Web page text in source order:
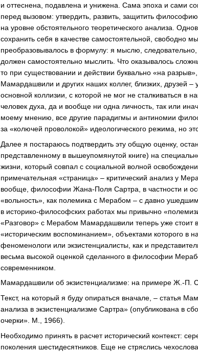
и оттеснена, подавлена и унижена. Сама эпоха и сами
перед вызовом: утвердить, развить, защитить
на уровне обстоятельного теоретического анализа.
сохранить себя в качестве самостоятельной, свободно
преобразовывалось в формулу: я мыслю,
должен самостоятельно мыслить. Что оказывалось
то при существовании и действии буквально «на
Мамардашвили и других наших коллег, близких, друзей
основной коллизии, с которой не мог не сталкиваться в
человек духа, да и вообще ни одна личность, так или
моему мнению, все другие парадигмы и антиномии
за «колючей проволокой» идеологического режима, но
Далее я постараюсь подтвердить эту общую оценку,
представленному в вышеупомянутой книге) на
жизни, который совпал с социальной волной
примечательная «страница» – критический анализ у
вообще, философии Жана-Поля Сартра, в частности и
«вольность», как полемика с Мерабом – с давно
в историко-философских работах мы привычно
«Разговор» с Мерабом Мамардашвили теперь уже стоит
«историческим воспоминанием», объектами которого
феноменологи или экзистенциалисты, как и
весьма высокой оценкой сделанного в философии
современником.
Мамардашвили об экзистенциализме: на примере Ж.-П.
Текст, на который я буду опираться вначале, – статья
анализа в экзистенциализме Сартра» (опубликована в
очерки». М., 1966).
Необходимо принять в расчет исторический контекст:
поколения шестидесятников. Еще не стряслись